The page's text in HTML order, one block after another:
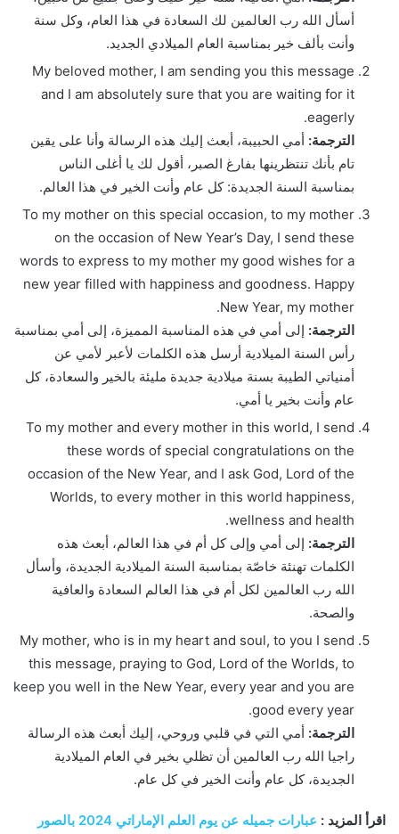
أسأل الله رب العالمين لك السعادة في هذا العام، وكل سنة
وأنت بألف خير بمناسبة العام الميلادي الجديد.
My beloved mother, I am sending you this message
and I am absolutely sure that you are waiting for it
eagerly.
الترجمة: أمي الحبيبة، أبعث إليك هذه الرسالة وأنا على يقين
تام بأنك تنتظرينها بفارغ الصبر، أقول لك يا أغلى الناس
بمناسبة السنة الجديدة: كل عام وأنت الخير في هذا العالم.
To my mother on this special occasion, to my mother
on the occasion of New Year’s Day, I send these
words to express to my mother my good wishes for a
new year filled with happiness and goodness. Happy
New Year, my mother.
الترجمة: إلى أمي في هذه المناسبة المميزة، إلى أمي بمناسبة
رأس السنة الميلادية أرسل هذه الكلمات لأعبر لأمي عن
أمنياتي الطيبة بسنة ميلادية جديدة مليئة بالخير والسعادة، كل
عام وأنت بخير يا أمي.
To my mother and every mother in this world, I send
these words of special congratulations on the
occasion of the New Year, and I ask God, Lord of the
Worlds, to every mother in this world happiness,
wellness and health.
الترجمة: إلى أمي وإلى كل أم في هذا العالم، أبعث هذه
الكلمات تهنئة خاصّة بمناسبة السنة الميلادية الجديدة، وأسأل
الله رب العالمين لكل أم في هذا العالم السعادة والعافية
والصحة.
My mother, who is in my heart and soul, to you I send
this message, praying to God, Lord of the Worlds, to
keep you well in the New Year, every year and you are
good every year.
الترجمة: أمي التي في قلبي وروحي، إليك أبعث هذه الرسالة
راجيا الله رب العالمين أن تظلي بخير في العام الميلادية
الجديدة، كل عام وأنت الخير في كل عام.
اقرأ المزيد : عبارات جميله عن يوم العلم الإماراتي 2024 بالصور